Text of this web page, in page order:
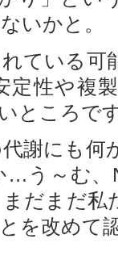
いかと。
ている可
定性や複
ところで
謝にも何
う～む、
だまだ私
を改めて